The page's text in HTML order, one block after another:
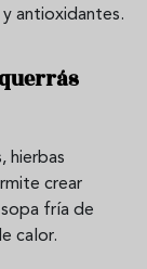
antioxidantes.
hierbas
crear
fría de
calor.